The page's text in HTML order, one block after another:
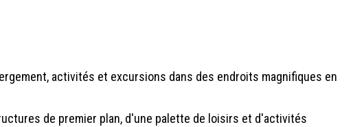
activités et excursions dans des endroits magnifiques en
de premier plan, d'une palette de loisirs et d'activités